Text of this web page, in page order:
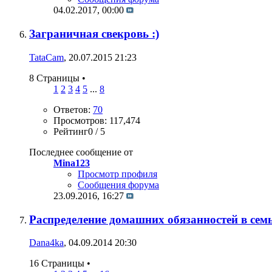
04.02.2017, 00:00
Заграничная свекровь :)
TataCam, 20.07.2015 21:23
8 Страницы •
1 2 3 4 5 ... 8
Ответов: 70
Просмотров: 117,474
Рейтинг0 / 5
Последнее сообщение от
Mina123
Просмотр профиля
Сообщения форума
23.09.2016, 16:27
Распределение домашних обязанностей в
Dana4ka, 04.09.2014 20:30
16 Страницы •